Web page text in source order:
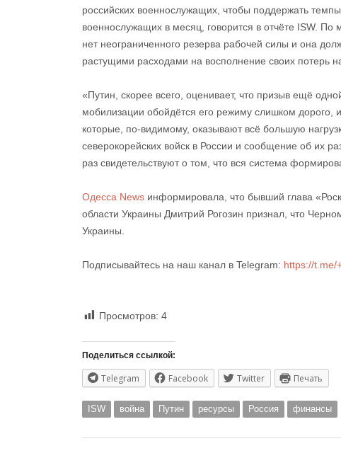
российских военнослужащих, чтобы поддержать
военнослужащих в месяц, говорится в отчёте ISW. По
нет неограниченного резерва рабочей силы и она
растущими расходами на восполнение своих потерь
«Путин, скорее всего, оценивает, что призыв ещё
мобилизации обойдётся его режиму слишком дорого,
которые, по-видимому, оказывают всё большую
северокорейских войск в России и сообщение об их
раз свидетельствуют о том, что вся система
Одесса News информировала, что бывший глава
области Украины Дмитрий Рогозин признал, что
Украины.
Подписывайтесь на наш канал в Telegram: https://t.me/
Просмотров: 4
Поделиться ссылкой:
Telegram Facebook Twitter Печать
ISW война Путин ресурсы Россия финансы